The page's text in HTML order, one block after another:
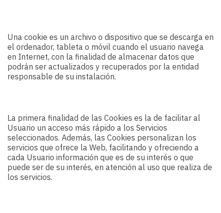
Una cookie es un archivo o dispositivo que se descarga en
el ordenador, tableta o móvil cuando el usuario navega
en Internet, con la finalidad de almacenar datos que
podrán ser actualizados y recuperados por la entidad
responsable de su instalación.
La primera finalidad de las Cookies es la de facilitar al
Usuario un acceso más rápido a los Servicios
seleccionados. Además, las Cookies personalizan los
servicios que ofrece la Web, facilitando y ofreciendo a
cada Usuario información que es de su interés o que
puede ser de su interés, en atención al uso que realiza de
los servicios.